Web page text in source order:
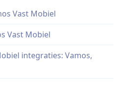
Vast Mobiel
Vast Mobiel
integraties: Vamos,